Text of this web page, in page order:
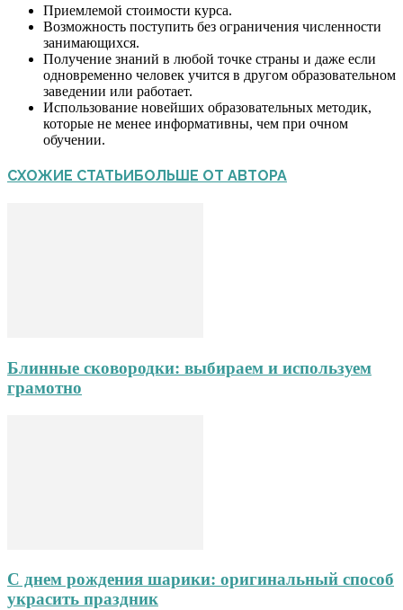
Приемлемой стоимости курса.
Возможность поступить без ограничения численности
занимающихся.
Получение знаний в любой точке страны и даже если
одновременно человек учится в другом образовательном
заведении или работает.
Использование новейших образовательных методик,
которые не менее информативны, чем при очном
обучении.
СХОЖИЕ СТАТЬИБОЛЬШЕ ОТ АВТОРА
Блинные сковородки: выбираем и используем
грамотно
С днем рождения шарики: оригинальный способ
украсить праздник